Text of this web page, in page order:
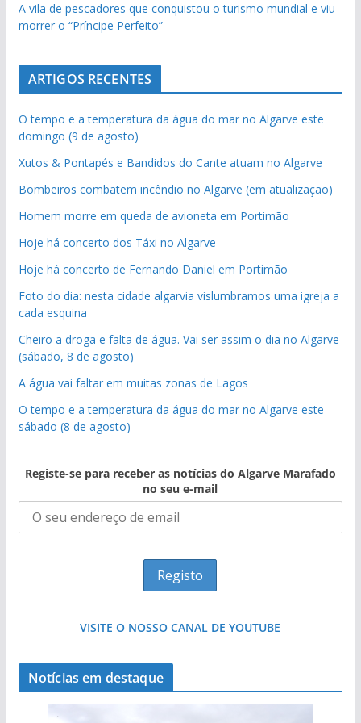
A vila de pescadores que conquistou o turismo mundial e viu
morrer o “Príncipe Perfeito”
ARTIGOS RECENTES
O tempo e a temperatura da água do mar no Algarve este
domingo (9 de agosto)
Xutos & Pontapés e Bandidos do Cante atuam no Algarve
Bombeiros combatem incêndio no Algarve (em atualização)
Homem morre em queda de avioneta em Portimão
Hoje há concerto dos Táxi no Algarve
Hoje há concerto de Fernando Daniel em Portimão
Foto do dia: nesta cidade algarvia vislumbramos uma igreja a
cada esquina
Cheiro a droga e falta de água. Vai ser assim o dia no Algarve
(sábado, 8 de agosto)
A água vai faltar em muitas zonas de Lagos
O tempo e a temperatura da água do mar no Algarve este
sábado (8 de agosto)
Registe-se para receber as notícias do Algarve Marafado
no seu e-mail
VISITE O NOSSO CANAL DE YOUTUBE
Notícias em destaque